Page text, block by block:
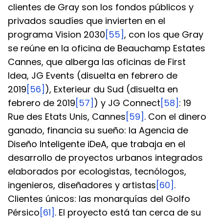
clientes de Gray son los fondos públicos y
privados saudíes que invierten en el
programa Vision 2030 [55], con los que Gray
se reúne en la oficina de Beauchamp Estates
Cannes, que alberga las oficinas de First
Idea, JG Events (disuelta en febrero de
2019 [56] ), Exterieur du Sud (disuelta en
febrero de 2019 [57] ) y JG Connect [58] : 19
Rue des Etats Unis, Cannes [59] . Con el dinero
ganado, financia su sueño: la Agencia de
Diseño Inteligente iDeA, que trabaja en el
desarrollo de proyectos urbanos integrados
elaborados por ecologistas, tecnólogos,
ingenieros, diseñadores y artistas [60] .
Clientes únicos: las monarquías del Golfo
Pérsico [61] . El proyecto está tan cerca de su